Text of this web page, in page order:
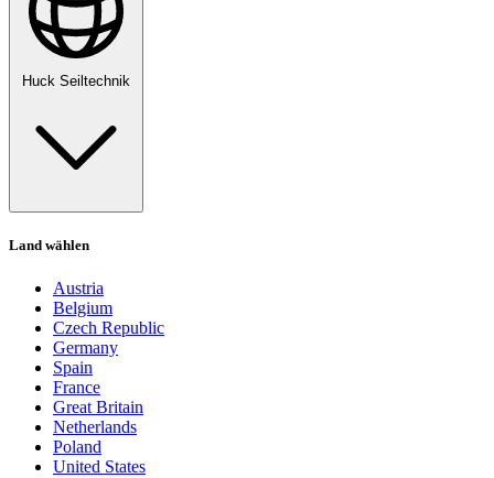
Huck Seiltechnik
Land wählen
Austria
Belgium
Czech Republic
Germany
Spain
France
Great Britain
Netherlands
Poland
United States